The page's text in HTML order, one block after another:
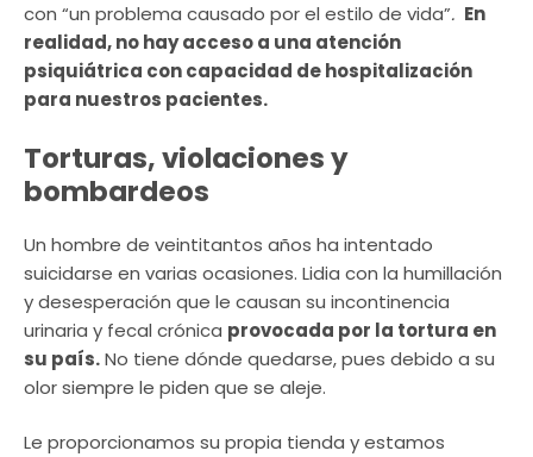
con “un problema causado por el estilo de vida”. En
realidad, no hay acceso a una atención
psiquiátrica con capacidad de hospitalización
para nuestros pacientes.
Torturas, violaciones y
bombardeos
Un hombre de veintitantos años ha intentado
suicidarse en varias ocasiones. Lidia con la humillación
y desesperación que le causan su incontinencia
urinaria y fecal crónica provocada por la tortura en
su país.No tiene dónde quedarse, pues debido a su
olor siempre le piden que se aleje.
Le proporcionamos su propia tienda y estamos